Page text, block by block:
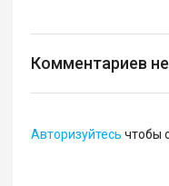
Комментариев
Авторизуйтесь чтобы